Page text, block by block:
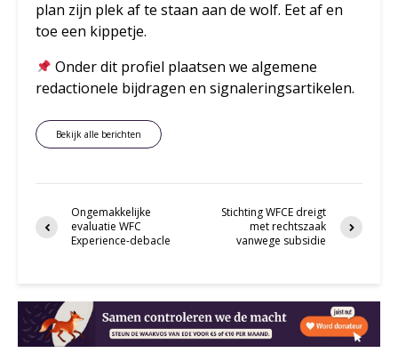
plan zijn plek af te staan aan de wolf. Eet af en
toe een kippetje.
Onder dit profiel plaatsen we algemene
redactionele bijdragen en signaleringsartikelen.
Bekijk alle berichten
Ongemakkelijke
evaluatie WFC
Experience-debacle
Stichting WFCE dreigt
met rechtszaak
vanwege subsidie